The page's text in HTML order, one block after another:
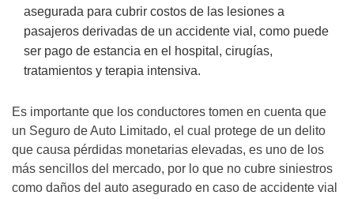
asegurada para cubrir costos de las lesiones a
pasajeros derivadas de un accidente vial, como puede
ser pago de estancia en el hospital, cirugías,
tratamientos y terapia intensiva.
Es importante que los conductores tomen en cuenta que
un Seguro de Auto Limitado, el cual protege de un delito
que causa pérdidas monetarias elevadas, es uno de los
más sencillos del mercado, por lo que no cubre siniestros
como daños del auto asegurado en caso de accidente vial